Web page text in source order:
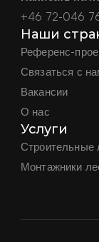
+46 72-046
Наши
Референс-
Связаться с
Вакансии
О нас
Услуги
Монтажники
Строительные